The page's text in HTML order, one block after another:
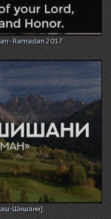
- Ramadan 2017
аш-Шишани]